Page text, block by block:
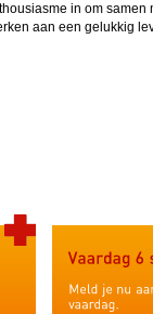
in om samen
aan een gelukkig